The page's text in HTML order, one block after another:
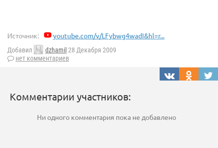
Источник: youtube.com/v/LFybwg4wadI&hl=r...
Добавил dzhamil 28 Декабря 2009
нет комментариев
Комментарии участников:
Ни одного комментария пока не добавлено